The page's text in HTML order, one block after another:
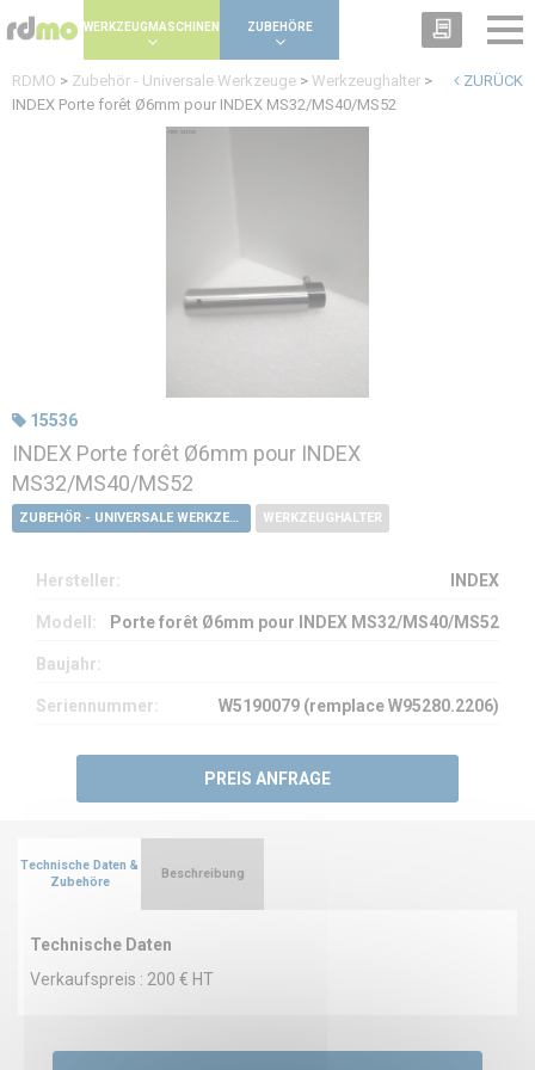
WERKZEUGMASCHINEN ZUBEHÖRE
ZURÜCK
RDMO > Zubehör - Universale Werkzeuge > Werkzeughalter >
INDEX Porte forêt Ø6mm pour INDEX MS32/MS40/MS52
15536
INDEX Porte forêt Ø6mm pour INDEX
MS32/MS40/MS52
ZUBEHÖR - UNIVERSALE WERKZEUGE WERKZEUGHALTER
Hersteller: INDEX
Modell: Porte forêt Ø6mm pour INDEX MS32/MS40/MS52
Baujahr:
Seriennummer: W5190079 (remplace W95280.2206)
PREIS ANFRAGE
Technische Daten &
Zubehöre
Technische Daten
Verkaufspreis : 200 € HT
Beschreibung